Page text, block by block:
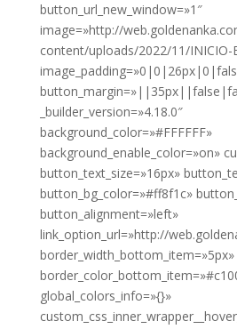
button_url_new_window=»1″
image=»http://
content/uploads/2022/11/INICIO-
_builder_version=»4.18.0″
background_color=»#FFFFFF»
background_enable_color=»on»
button_text_size=»16px»
button_bg_color=»#ff8f1c»
button_alignment=»left»
link_option_url=»http://
border_width_bottom_item=»5px»
global_colors_info=»{}»